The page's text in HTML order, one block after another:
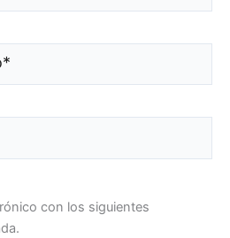
con los siguientes